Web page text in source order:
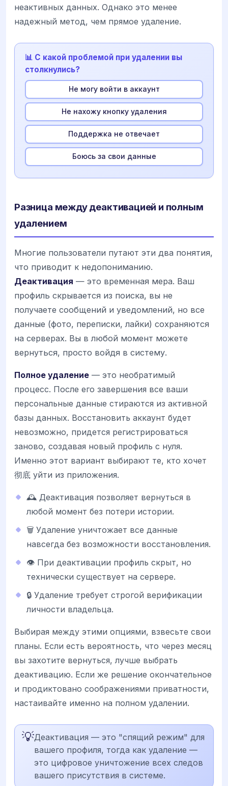
неактивных данных. Однако это менее
надежный метод, чем прямое удаление.
📊 С какой проблемой при удалении вы
столкнулись?
Не могу войти в аккаунт
Не нахожу кнопку удаления
Поддержка не отвечает
Боюсь за свои данные
Разница между деактивацией и полным
удалением
Многие пользователи путают эти два понятия,
что приводит к недопониманию.
Деактивация — это временная мера. Ваш
профиль скрывается из поиска, вы не
получаете сообщений и уведомлений, но все
данные (фото, переписки, лайки) сохраняются
на серверах. Вы в любой момент можете
вернуться, просто войдя в систему.
Полное удаление — это необратимый
процесс. После его завершения все ваши
персональные данные стираются из активной
базы данных. Восстановить аккаунт будет
невозможно, придется регистрироваться
заново, создавая новый профиль с нуля.
Именно этот вариант выбирают те, кто хочет
彻底 уйти из приложения.
🕰️ Деактивация позволяет вернуться в
любой момент без потери истории.
🗑️ Удаление уничтожает все данные
навсегда без возможности восстановления.
👁️ При деактивации профиль скрыт, но
технически существует на сервере.
🔒 Удаление требует строгой верификации
личности владельца.
Выбирая между этими опциями, взвесьте свои
планы. Если есть вероятность, что через месяц
вы захотите вернуться, лучше выбрать
деактивацию. Если же решение окончательное
и продиктовано соображениями приватности,
настаивайте именно на полном удалении.
💡Деактивация — это "спящий режим" для
вашего профиля, тогда как удаление —
это цифровое уничтожение всех следов
вашего присутствия в системе.